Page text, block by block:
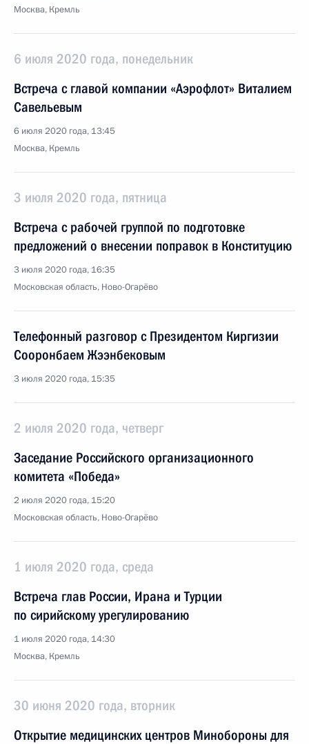
Москва, Кремль
6 июля 2020 года, понедельник
Встреча с главой компании «Аэрофлот» Виталием
Савельевым
6 июля 2020 года, 13:45
Москва, Кремль
3 июля 2020 года, пятница
Встреча с рабочей группой по подготовке
предложений о внесении поправок в Конституцию
3 июля 2020 года, 16:35
Московская область, Ново-Огарёво
Телефонный разговор с Президентом Киргизии
Сооронбаем Жээнбековым
3 июля 2020 года, 15:35
2 июля 2020 года, четверг
Заседание Российского организационного
комитета «Победа»
2 июля 2020 года, 15:20
Московская область, Ново-Огарёво
1 июля 2020 года, среда
Встреча глав России, Ирана и Турции
по сирийскому урегулированию
1 июля 2020 года, 14:30
Москва, Кремль
30 июня 2020 года, вторник
Открытие медицинских центров Минобороны для